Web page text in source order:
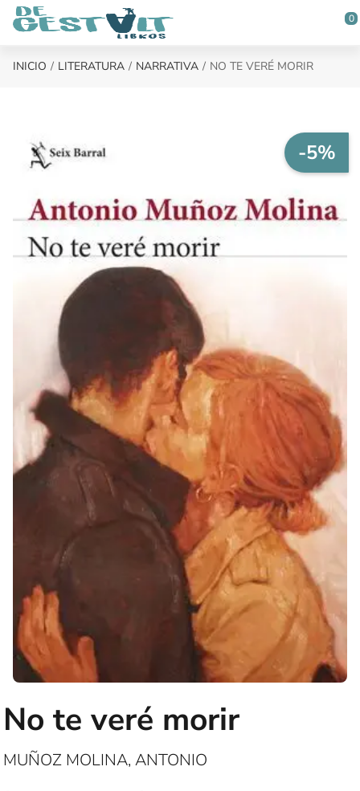
Saltar al contenido principal
0
INICIO LITERATURA NARRATIVA NO TE VERÉ MORIR
-5%
No te veré morir
MUÑOZ MOLINA, ANTONIO